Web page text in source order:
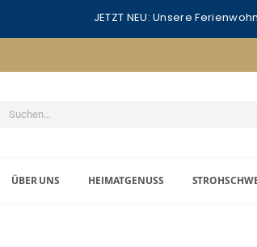
JETZT NEU: Unsere
ÜBER UNS HEIMATGENUSS